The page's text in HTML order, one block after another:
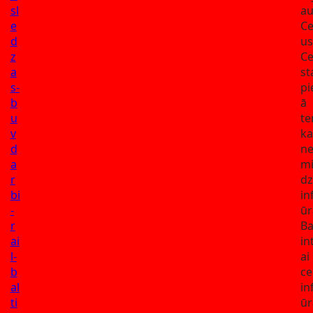
sl
e
d
z
a
s-
b
u
v
d
a
r
bi
-
r
ai
l-
b
al
ti
ā
mi
ai